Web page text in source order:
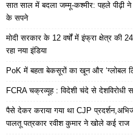
सात साल में बदला जम्मू-कश्मीर: पहले पीढ़ी
के सपने
मोदी सरकार के 12 वर्षों में इंफ्रा क्षेत्र की
रहा नया इंडिया
PoK में बहता बेकसूरों का खून और ‘ग्लोबल
FCRA चक्रव्यूह : विदेशी चंदे से देशविरोधी
पैसे देकर कराया गया था CJP
पालतू पत्रकार रवीश कुमार ने खोले कई राज